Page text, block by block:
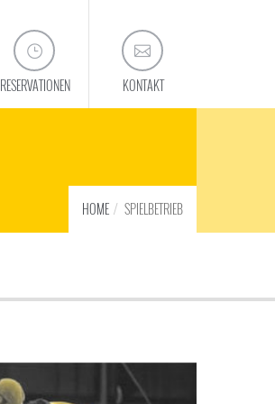
RESERVATIONEN KONTAKT
HOME SPIELBETRIEB